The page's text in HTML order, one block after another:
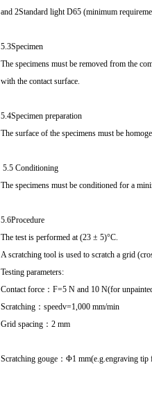
and 2Standard light D65 (minimum
5.3Specimen
The specimens must be removed from the
with the contact surface.
5.4Specimen preparation
The surface of the specimens must be
5.5 Conditioning
The specimens must be conditioned for a
5.6Procedure
The test is performed at (23 ± 5)°C.
A scratching tool is used to scratch a grid
Testing parameters:
Contact force ： F=5 N and 10 N(for
Scratching ： speedv=1,000 mm/min
Grid spacing ： 2 mm
Scratching gouge ： Φ1 mm(e.g.engraving tip